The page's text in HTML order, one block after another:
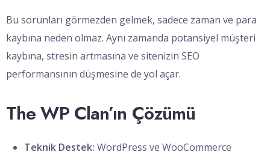
Bu sorunları görmezden gelmek, sadece zaman ve para
kaybına neden olmaz. Aynı zamanda potansiyel müşteri
kaybına, stresin artmasına ve sitenizin SEO
performansının düşmesine de yol açar.
The WP Clan’ın Çözümü
Teknik Destek: WordPress ve WooCommerce